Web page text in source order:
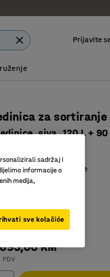
Prijavite
za sortiranje
siva, 120 L + 90
recikliranje
KM
PDV
sadržaj i
informacije o
medija,
sve kolačiće